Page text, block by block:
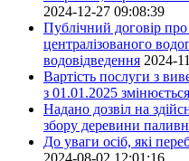
2024-12-27 09:08:39
Публічний договір
централізованого
водовідведення 2024-
Вартість послуги з
з 01.01.2025 змінюється
Надано дозвіл на
збору деревини
До уваги осіб, які
2024-08-02 12:01:16